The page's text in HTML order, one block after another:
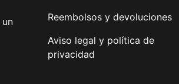
Reembolsos y devoluciones
Aviso legal y política de
privacidad